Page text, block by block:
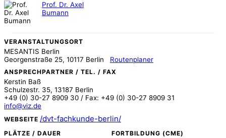
Prof. Dr. Axel
Bumann
VERANSTALTUNGSORT
MESANTIS Berlin
Georgenstraße 25, 10117 Berlin Routenplaner
ANSPRECHPARTNER / TEL. / FAX
Kerstin Baß
Schulzestr. 35, 13187 Berlin
+49 (0) 30-27 8909 30 / Fax: +49 (0) 30-27 8909 31
info@viz.de
WEBSEITE /dvt-fachkunde-berlin/
PLÄTZE / DAUER
FORTBILDUNG (CME)